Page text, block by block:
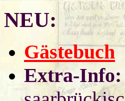
NEU:
Gästebuch
Extra-Info: